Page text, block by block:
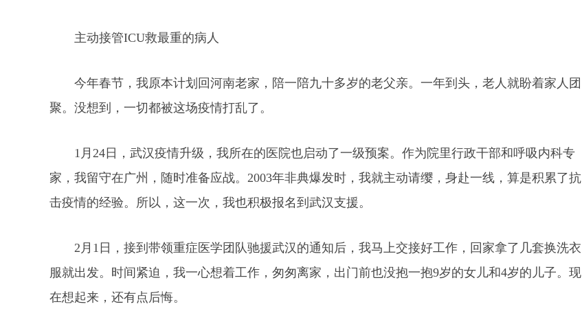
主动接管ICU救最重的病人
今年春节，我原本计划回河南老家，陪一陪九十多岁的老父亲。一年到头，老人就盼着家人团
聚。没想到，一切都被这场疫情打乱了。
1月24日，武汉疫情升级，我所在的医院也启动了一级预案。作为院里行政干部和呼吸内科专
家，我留守在广州，随时准备应战。2003年非典爆发时，我就主动请缨，身赴一线，算是积累了抗
击疫情的经验。所以，这一次，我也积极报名到武汉支援。
2月1日，接到带领重症医学团队驰援武汉的通知后，我马上交接好工作，回家拿了几套换洗衣
服就出发。时间紧迫，我一心想着工作，匆匆离家，出门前也没抱一抱9岁的女儿和4岁的儿子。现
在想起来，还有点后悔。